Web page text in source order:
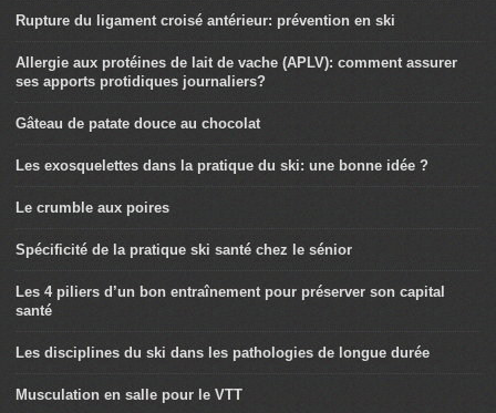
Rupture du ligament croisé antérieur: prévention en ski
Allergie aux protéines de lait de vache (APLV): comment assurer
ses apports protidiques journaliers?
Gâteau de patate douce au chocolat
Les exosquelettes dans la pratique du ski: une bonne idée ?
Le crumble aux poires
Spécificité de la pratique ski santé chez le sénior
Les 4 piliers d’un bon entraînement pour préserver son capital
santé
Les disciplines du ski dans les pathologies de longue durée
Musculation en salle pour le VTT